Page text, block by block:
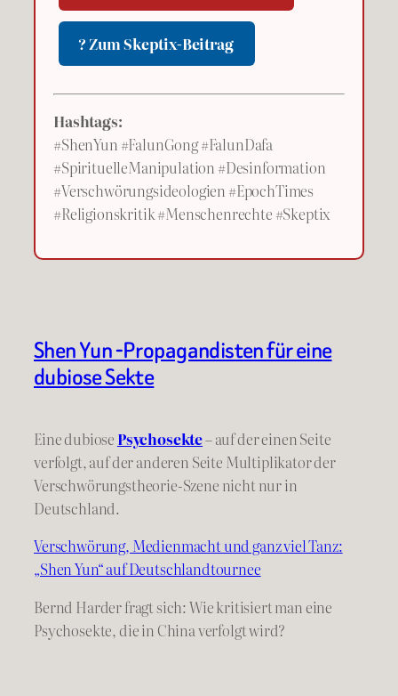
? Zum Skeptix-Beitrag
Hashtags:
#ShenYun #FalunGong #FalunDafa
#SpirituelleManipulation #Desinformation
#Verschwörungsideologien #EpochTimes
#Religionskritik #Menschenrechte #Skeptix
Shen Yun -Propagandisten für eine
dubiose Sekte
Eine dubiose Psychosekte– auf der einen Seite
verfolgt, auf der anderen Seite Multiplikator der
Verschwörungstheorie-Szene nicht nur in
Deutschland.
Verschwörung, Medienmacht und ganz viel Tanz:
„Shen Yun“ auf Deutschlandtournee
Bernd Harder fragt sich: Wie kritisiert man eine
Psychosekte, die in China verfolgt wird?